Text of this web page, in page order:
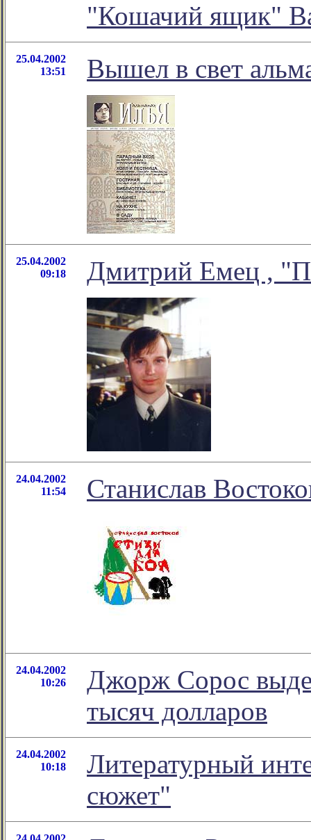
"Кошачий ящик"
25.04.2002
13:51
Вышел в свет
25.04.2002
09:18
Дмитрий Емец ,
24.04.2002
11:54
Станислав
24.04.2002
10:26
Джорж Сорос
тысяч долларов
24.04.2002
10:18
Литературный
сюжет"